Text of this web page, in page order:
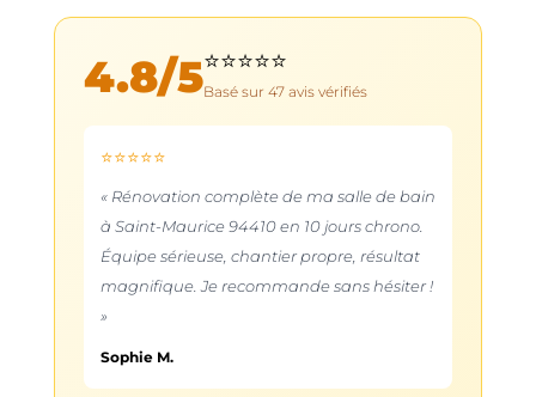
4.8/5⭐⭐⭐⭐⭐
Basé sur 47avis vérifiés
⭐⭐⭐⭐⭐
« Rénovation complète de ma salle de bain
à Saint-Maurice 94410 en 10 jours chrono.
Équipe sérieuse, chantier propre, résultat
magnifique. Je recommande sans hésiter !
»
Sophie M.